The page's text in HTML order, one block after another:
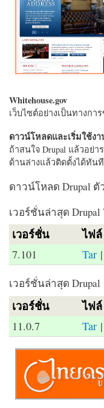
Whitehouse.gov
เว็บไซต์อย่างเป็นทางกา
ดาวน์โหลดและเริ่มใช้งา
ถ้าสนใจ Drupal แล้วอย่
ด้านล่างแล้วติดตั้งได้ทันที
ดาวน์โหลด Drupal ตั
เวอร์ชั่นล่าสุด Drupal
เวอร์ชั่น ไฟล์
7.101 Tar
เวอร์ชั่นล่าสุด Drupal
เวอร์ชั่น ไฟล์
11.0.7 Tar |